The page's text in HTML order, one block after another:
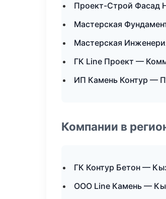
Проект-Строй Фасад
Мастерская
Мастерская
ГК Line Проект —
ИП Камень Контур —
Компании в
ГК Контур Бетон —
ООО Line Камень —